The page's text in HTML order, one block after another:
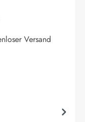
Versand